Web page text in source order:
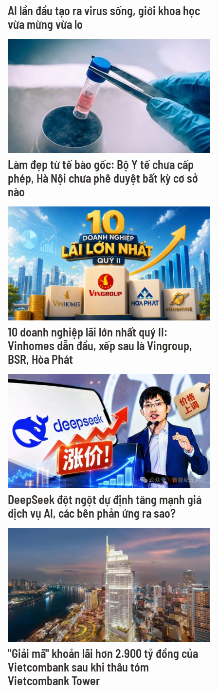
AI lần đầu tạo ra virus sống, giới khoa học
vừa mừng vừa lo
Làm đẹp từ tế bào gốc: Bộ Y tế chưa cấp
phép, Hà Nội chưa phê duyệt bất kỳ cơ sở
nào
10 doanh nghiệp lãi lớn nhất quý II:
Vinhomes dẫn đầu, xếp sau là Vingroup,
BSR, Hòa Phát
DeepSeek đột ngột dự định tăng mạnh giá
dịch vụ AI, các bên phản ứng ra sao?
"Giải mã" khoản lãi hơn 2.900 tỷ đồng của
Vietcombank sau khi thâu tóm
Vietcombank Tower